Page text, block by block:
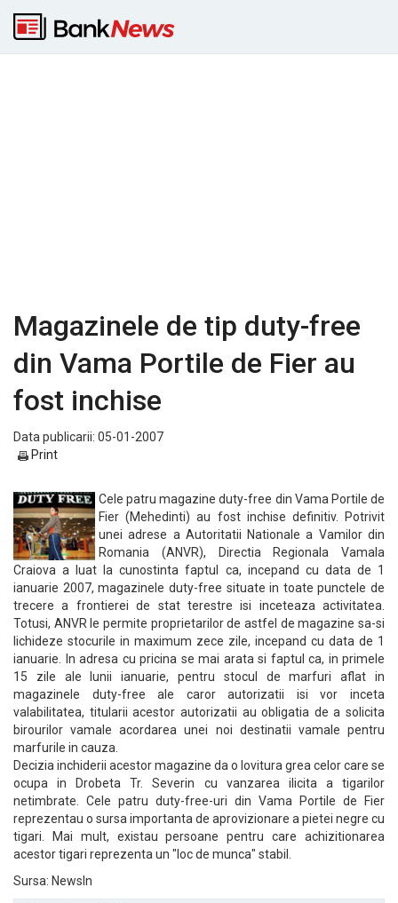
Magazinele de tip duty-free
din Vama Portile de Fier au
fost inchise
Data publicarii: 05-01-2007
Print
Cele patru magazine duty-free din Vama Portile de
Fier (Mehedinti) au fost inchise definitiv. Potrivit
unei adrese a Autoritatii Nationale a Vamilor din
Romania (ANVR), Directia Regionala Vamala
Craiova a luat la cunostinta faptul ca, incepand cu data de 1
ianuarie 2007, magazinele duty-free situate in toate punctele de
trecere a frontierei de stat terestre isi inceteaza activitatea.
Totusi, ANVR le permite proprietarilor de astfel de magazine sa-si
lichideze stocurile in maximum zece zile, incepand cu data de 1
ianuarie. In adresa cu pricina se mai arata si faptul ca, in primele
15 zile ale lunii ianuarie, pentru stocul de marfuri aflat in
magazinele duty-free ale caror autorizatii isi vor inceta
valabilitatea, titularii acestor autorizatii au obligatia de a solicita
birourilor vamale acordarea unei noi destinatii vamale pentru
marfurile in cauza.
Decizia inchiderii acestor magazine da o lovitura grea celor care se
ocupa in Drobeta Tr. Severin cu vanzarea ilicita a tigarilor
netimbrate. Cele patru duty-free-uri din Vama Portile de Fier
reprezentau o sursa importanta de aprovizionare a pietei negre cu
tigari. Mai mult, existau persoane pentru care achizitionarea
acestor tigari reprezenta un "loc de munca" stabil.
Sursa: NewsIn